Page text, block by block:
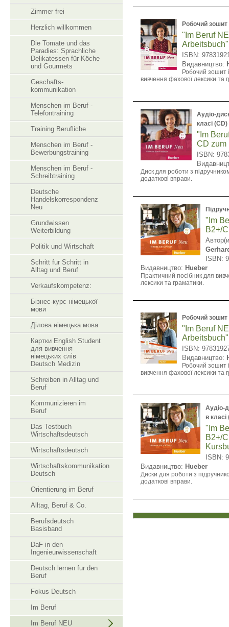
Zimmer frei
Herzlich willkommen
Die Tomate und das
Paradies: Sprachliche
Delikatessen für Köche
und Gourmets
Geschafts-
kommunikation
Menschen im Beruf -
Telefontraining
Training Berufliche
Menschen im Beruf -
Bewerbungstraining
Menschen im Beruf -
Schreibtraining
Deutsche
Handelskorrespondenz
Neu
Grundwissen
Weiterbildung
Politik und Wirtschaft
Schritt fur Schritt in
Alltag und Beruf
Verkaufskompetenz:
Бізнес-курс німецької
мови
Ділова німецька мова
Картки English Student
для вивчення
німецьких слів
Deutsch Medizin
Schreiben in Alltag und
Beruf
Kommunizieren im
Beruf
Das Testbuch
Wirtschaftsdeutsch
Wirtschaftsdeutsch
Wirtschaftskommunikation
Deutsch
Orientierung im Beruf
Alltag, Beruf & Co.
Berufsdeutsch
Basisband
DaF in den
Ingenieurwissenschaft
Deutsch lernen fur den
Beruf
Fokus Deutsch
Im Beruf
Im Beruf NEU
Робочий зошит
"Im Beruf
Arbeitsbuch"
ISBN:
Видавництво:
Робочий зошит
вивчення фахової лексики та
Аудіо-
класі (CD)
"Im
CD zum
ISBN:
Диск для роботи з
додаткові вправи.
"Im
B2+/
ISBN:
Видавництво: Hueber
Практичний посібник для
лексики та граматики.
Робочий зошит
"Im Beruf
Arbeitsbuch"
ISBN:
Видавництво:
Робочий зошит
вивчення фахової лексики та
Аудіо-
в класі
"Im
B2+/
ISBN:
Видавництво: Hueber
Диски для роботи з
додаткові вправи.